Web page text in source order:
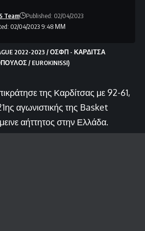
02/04/2023 9:48 ΜΜ
Team Published: 02/04/2023
2022-2023 / ΟΣΦΠ - ΚΑΡΔΙΤΣΑ
/ EUROKINISSI)
της Καρδίτσας με 92-61,
αγωνιστικής της Basket
αήττητος στην Ελλάδα.